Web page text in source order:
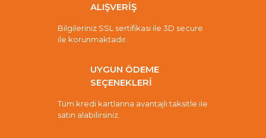
ALIŞVERİŞ
Bilgileriniz SSL sertifikası ile 3D secure
ile korunmaktadır.
UYGUN ÖDEME
SEÇENEKLERİ
Tüm kredi kartlarına avantajlı taksitle ile
satın alabilirsiniz.